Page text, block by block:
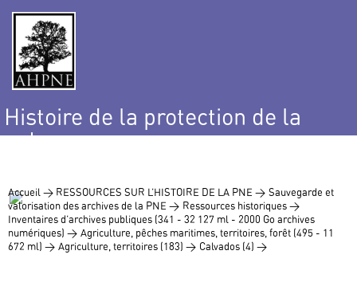
Histoire de la protection de la
nature
Accueil > RESSOURCES SUR L’HISTOIRE DE LA PNE > Sauvegarde et
valorisation des archives de la PNE > Ressources historiques >
Inventaires d’archives publiques (341 - 32 127 ml - 2000 Go archives
numériques) > Agriculture, pêches maritimes, territoires, forêt (495 - 11
672 ml) > Agriculture, territoires (183) > Calvados (4) >